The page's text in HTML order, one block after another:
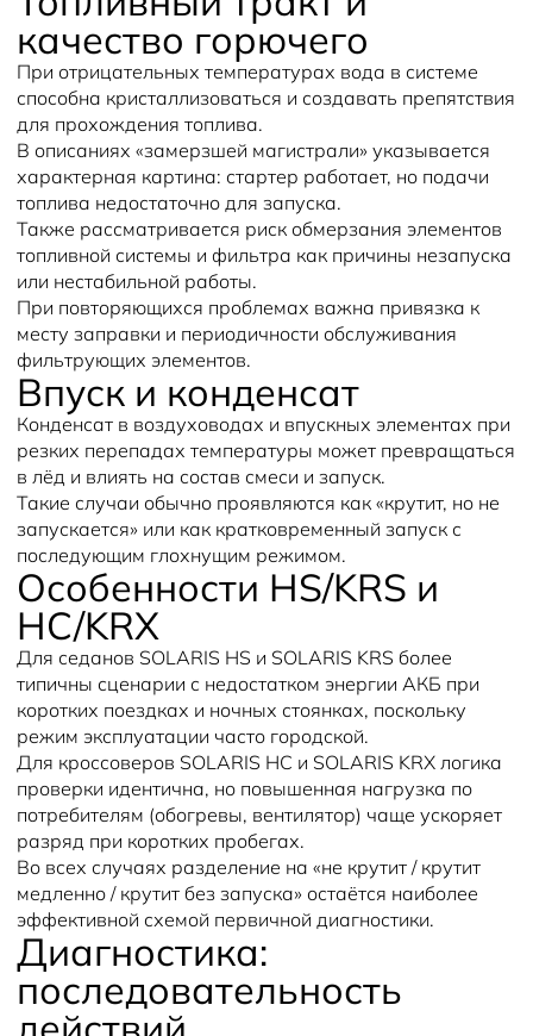
качество горючего
При отрицательных температурах вода в системе
способна кристаллизоваться и создавать препятствия
для прохождения топлива.
В описаниях «замерзшей магистрали» указывается
характерная картина: стартер работает, но подачи
топлива недостаточно для запуска.
Также рассматривается риск обмерзания элементов
топливной системы и фильтра как причины незапуска
или нестабильной работы.
При повторяющихся проблемах важна привязка к
месту заправки и периодичности обслуживания
фильтрующих элементов.
Впуск и конденсат
Конденсат в воздуховодах и впускных элементах при
резких перепадах температуры может превращаться
в лёд и влиять на состав смеси и запуск.
Такие случаи обычно проявляются как «крутит, но не
запускается» или как кратковременный запуск с
последующим глохнущим режимом.
Особенности HS/KRS и
HC/KRX
Для седанов SOLARIS HS и SOLARIS KRS более
типичны сценарии с недостатком энергии АКБ при
коротких поездках и ночных стоянках, поскольку
режим эксплуатации часто городской.
Для кроссоверов SOLARIS HC и SOLARIS KRX логика
проверки идентична, но повышенная нагрузка по
потребителям (обогревы, вентилятор) чаще ускоряет
разряд при коротких пробегах.
Во всех случаях разделение на «не крутит / крутит
медленно / крутит без запуска» остаётся наиболее
эффективной схемой первичной диагностики.
Диагностика:
последовательность